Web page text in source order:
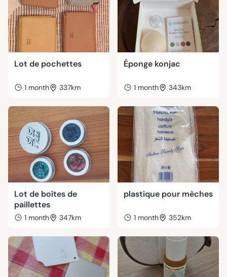
Lot de pochettes
1 month 337km
Éponge konjac
1 month 343km
Lot de boîtes de
paillettes
1 month 347km
plastique pour mèches
1 month 352km